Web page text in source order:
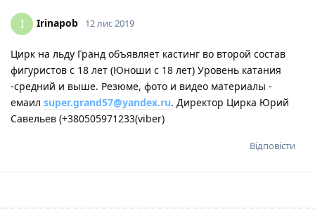
I Irinapob 12 лис 2019
Цирк на льду Гранд объявляет кастинг во второй состав
фигуристов с 18 лет (Юноши с 18 лет) Уровень катания
-средний и выше. Резюме, фото и видео материалы -
емаил super.grand57@yandex.ru. Директор Цирка Юрий
Савельев (+380505971233(viber)
Відповісти